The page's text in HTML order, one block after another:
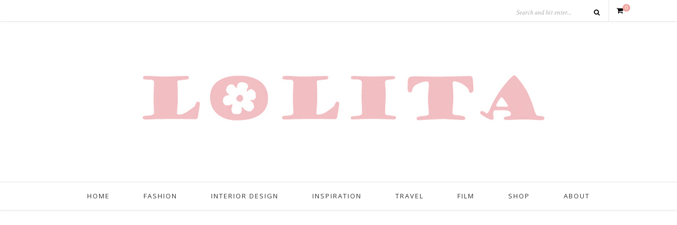
0
HOME FASHION INTERIOR DESIGN INSPIRATION TRAVEL FILM SHOP ABOUT